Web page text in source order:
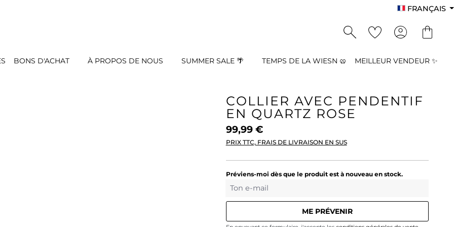
FRANÇAIS
BONS D'ACHAT À PROPOS DE NOUS SUMMER SALE 🌴 TEMPS DE LA WIESN 🥨 MEILLEUR VENDEUR ✨
COLLIER AVEC PENDENTIF
EN QUARTZ ROSE
99,99 €
PRIX TTC, FRAIS DE LIVRAISON EN SUS
Préviens-moi dès que le produit est à nouveau en stock.
Ton e-mail
ME PRÉVENIR